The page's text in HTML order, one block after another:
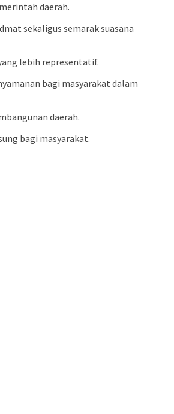
daerah.
sekaligus semarak suasana
lebih representatif.
bagi masyarakat dalam
daerah.
bagi masyarakat.